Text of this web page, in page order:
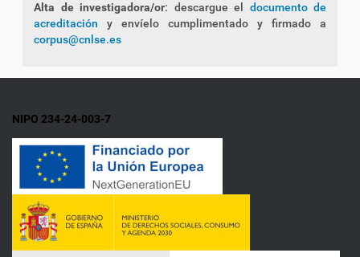
Alta de investigadora/or: descargue el documento de
acreditación y envíelo cumplimentado y firmado a
corpus@cnlse.es
NIPO 234-24-003-7